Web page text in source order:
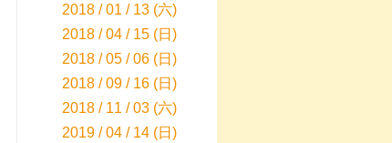
2018 / 01 / 13 (六)
2018 / 04 / 15 (日)
2018 / 05 / 06 (日)
2018 / 09 / 16 (日)
2018 / 11 / 03 (六)
2019 / 04 / 14 (日)